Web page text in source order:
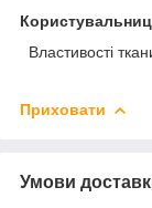
Властивості
Приховати
Умови